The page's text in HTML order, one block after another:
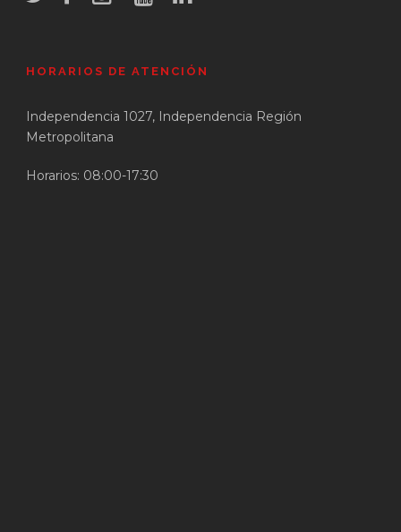
HORARIOS DE ATENCIÓN
Independencia 1027, Independencia Región
Metropolitana
Horarios: 08:00-17:30